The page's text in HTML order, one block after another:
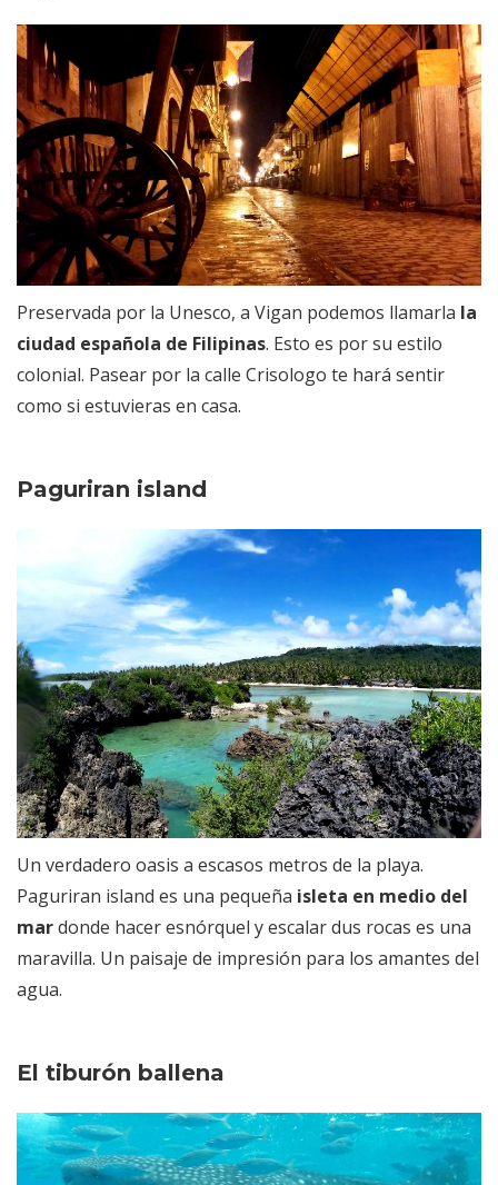
Preservada por la Unesco, a Vigan podemos llamarla la
ciudad española de Filipinas. Esto es por su estilo
colonial. Pasear por la calle Crisologo te hará sentir
como si estuvieras en casa.
Paguriran island
Un verdadero oasis a escasos metros de la playa.
Paguriran island es una pequeña isleta en medio del
mardonde hacer esnórquel y escalar dus rocas es una
maravilla. Un paisaje de impresión para los amantes del
agua.
El tiburón ballena